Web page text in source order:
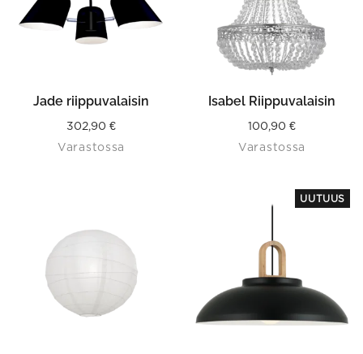
Jade riippuvalaisin
302,90 €
Varastossa
Isabel Riippuvalaisin
100,90 €
Varastossa
UUTUUS
product
multiple
variants.
options
chosen